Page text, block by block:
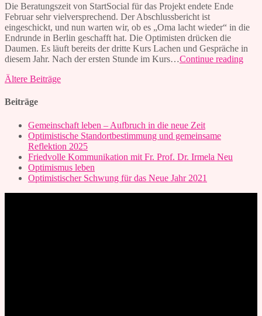
6.
2018
Die Beratungszeit von StartSocial für das Projekt endete Ende
Februar sehr vielversprechend. Der Abschlussbericht ist
eingeschickt, und nun warten wir, ob es „Oma lacht wieder“ in die
Endrunde in Berlin geschafft hat. Die Optimisten drücken die
Daumen. Es läuft bereits der dritte Kurs Lachen und Gespräche in
diesem Jahr. Nach der ersten Stunde im Kurs…Continue reading
Beitrags-
Navigation
Ältere Beiträge
Beiträge
Gemeinschaft leben – Aufbruch in die neue Zeit
Optimistische Standortbestimmung und gemeinsame
Reflektion 2025
Friedvolle Kommunikation mit Fr. Prof. Dr. Irmela Neu
Optimismus leben
Optimistischer Schwung für das Neue Jahr 2021